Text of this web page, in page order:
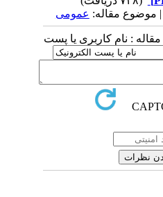
مقاله:عمومى
: نام کاربری یا پست